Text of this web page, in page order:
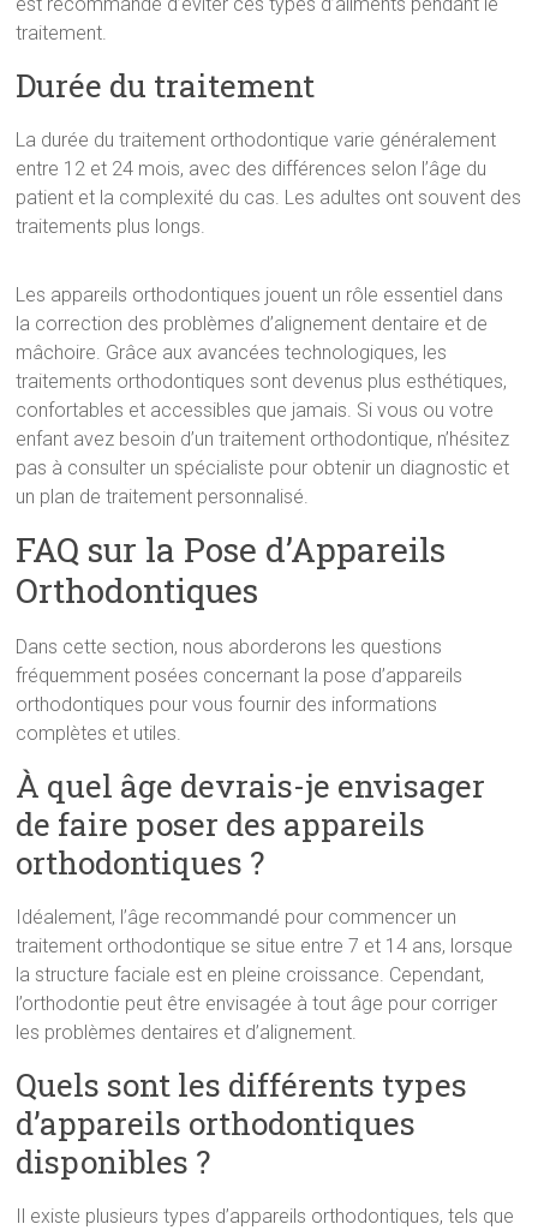
traitement.
Durée du traitement
La durée du traitement orthodontique varie généralement
entre 12 et 24 mois, avec des différences selon l’âge du
patient et la complexité du cas. Les adultes ont souvent des
traitements plus longs.
Les appareils orthodontiques jouent un rôle essentiel dans
la correction des problèmes d’alignement dentaire et de
mâchoire. Grâce aux avancées technologiques, les
traitements orthodontiques sont devenus plus esthétiques,
confortables et accessibles que jamais. Si vous ou votre
enfant avez besoin d’un traitement orthodontique, n’hésitez
pas à consulter un spécialiste pour obtenir un diagnostic et
un plan de traitement personnalisé.
FAQ sur la Pose d’Appareils
Orthodontiques
Dans cette section, nous aborderons les questions
fréquemment posées concernant la pose d’appareils
orthodontiques pour vous fournir des informations
complètes et utiles.
À quel âge devrais-je envisager
de faire poser des appareils
orthodontiques ?
Idéalement, l’âge recommandé pour commencer un
traitement orthodontique se situe entre 7 et 14 ans, lorsque
la structure faciale est en pleine croissance. Cependant,
l’orthodontie peut être envisagée à tout âge pour corriger
les problèmes dentaires et d’alignement.
Quels sont les différents types
d’appareils orthodontiques
disponibles ?
Il existe plusieurs types d’appareils orthodontiques, tels que